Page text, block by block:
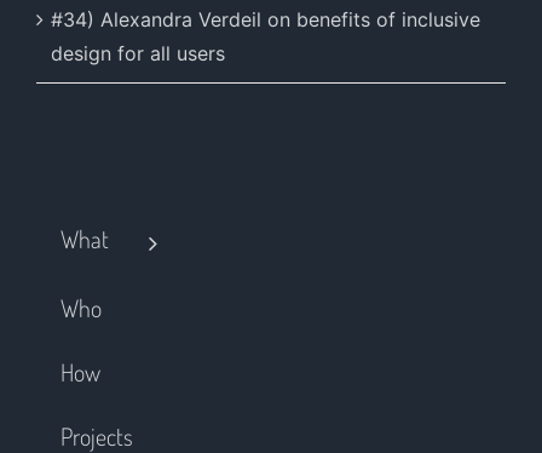
#34) Alexandra Verdeil on benefits of inclusive
design for all users
What
Who
How
Projects